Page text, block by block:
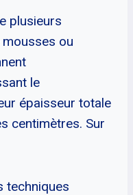
plusieurs
mousses ou
le
épaisseur totale
centimètres. Sur
techniques